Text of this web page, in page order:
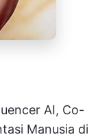
AI, Co-
Manusia di